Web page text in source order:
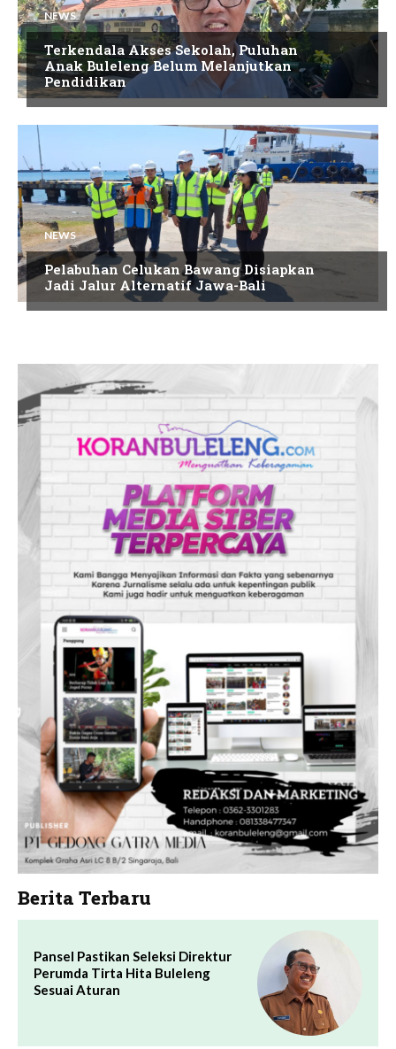
NEWS
Terkendala Akses Sekolah, Puluhan
Anak Buleleng Belum Melanjutkan
Pendidikan
NEWS
Pelabuhan Celukan Bawang Disiapkan
Jadi Jalur Alternatif Jawa-Bali
Berita Terbaru
Pansel Pastikan Seleksi Direktur
Perumda Tirta Hita Buleleng
Sesuai Aturan